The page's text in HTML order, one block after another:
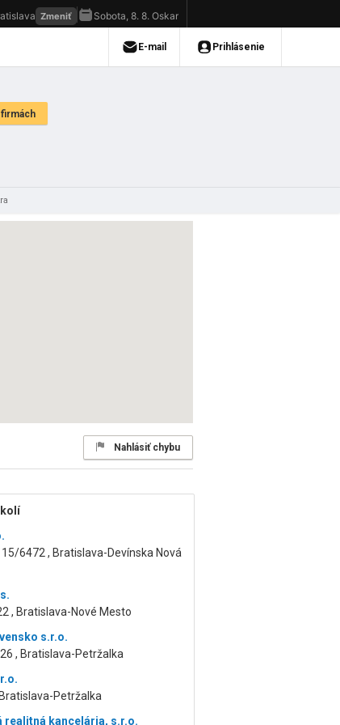
Nahlásiť chybu
6472 , Bratislava-Devínska Nová
, Bratislava-Nové Mesto
s.r.o.
, Bratislava-Petržalka
Petržalka
realitná kancelária, s.r.o.